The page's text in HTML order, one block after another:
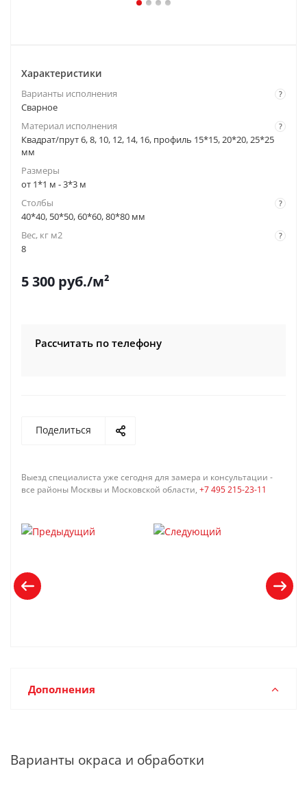
Характеристики
?
Варианты исполнения
Cварное
?
Материал исполнения
Квадрат/прут 6, 8, 10, 12, 14, 16, профиль 15*15, 20*20, 25*25
мм
Размеры
от 1*1 м - 3*3 м
?
Столбы
40*40, 50*50, 60*60, 80*80 мм
?
Вес, кг м2
8
5 300 руб./м²
Рассчитать по телефону
Поделиться
Выезд специалиста уже сегодня для замера и консультации -
все районы Москвы и Московской области, +7 495 215-23-11
Дополнения
Варианты окраса и обработки